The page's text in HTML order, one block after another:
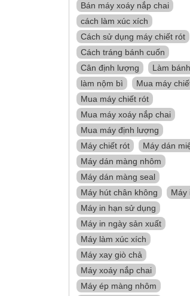
Bán máy xoáy nắp chai
cách làm xúc xích
Cách sử dụng máy chiết rót
Cách tráng bánh cuốn
Cân định lượng
Làm
làm nộm bì
Mua máy
Mua máy chiết rót
Mua máy xoáy nắp chai
Mua máy định lượng
Máy chiết rót
Máy dán
Máy dán màng nhôm
Máy dán màng seal
Máy hút chân không
Máy
Máy in hạn sử dụng
Máy in ngày sản xuất
Máy làm xúc xích
Máy xay giò chả
Máy xoáy nắp chai
Máy ép màng nhôm